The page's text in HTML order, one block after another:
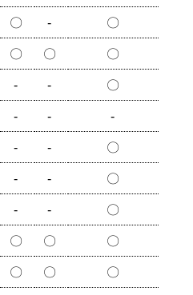
〇 - 〇
〇 〇 〇
- - 〇
- - -
- - 〇
- - 〇
- - 〇
〇 〇 〇
〇 〇 〇